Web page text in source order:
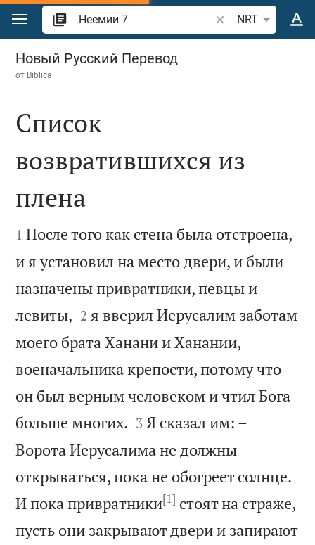
Перейти к содержанию
Поиск по отрывку
NRT
Неемии 7
Новый Русский Перевод
от Biblica

Список
возвратившихся из
плена

1 После того как стена была отстроена,
и я установил на место двери, и были
назначены привратники, певцы и
левиты, 

2 я вверил Иерусалим заботам
моего брата Ханани и Ханании,
военачальника крепости, потому что
он был верным человеком и чтил Бога
больше многих. 

3 Я сказал им: –
Ворота Иерусалима не должны
открываться, пока не обогреет солнце.
И пока привратники[1] стоят на страже,
пусть они закрывают двери и запирают